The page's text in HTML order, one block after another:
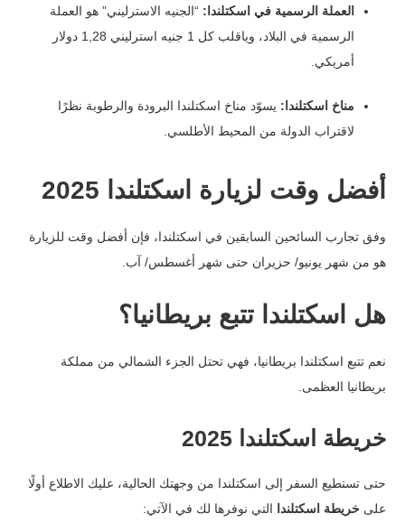
العملة الرسمية في اسكتلندا: “الجنيه الاسترليني” هو العملة
الرسمية في البلاد، وياقلب كل 1 جنيه استرليني 1,28 دولار
أمريكي.
مناخ اسكتلندا: يسوّد مناخ اسكتلندا البرودة والرطوبة نظرًا
لاقتراب الدولة من المحيط الأطلسي.
أفضل وقت لزيارة اسكتلندا 2025
وفق تجارب السائحين السابقين في اسكتلندا، فإن أفضل وقت للزيارة
هو من شهر يونيو/ حزيران حتى شهر أغسطس/ آب.
هل اسكتلندا تتبع بريطانيا؟
نعم تتبع اسكتلندا بريطانيا، فهي تحتل الجزء الشمالي من مملكة
بريطانيا العظمى.
خريطة اسكتلندا 2025
حتى تستطيع السفر إلى اسكتلندا من وجهتك الحالية، عليك الاطلاع أولًا
على خريطة اسكتلندا التي نوفرها لك في الآتي: